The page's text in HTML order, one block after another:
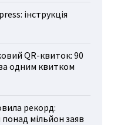
інструкція
QR-квиток: 90
одним квитком
рекорд:
понад мільйон заяв